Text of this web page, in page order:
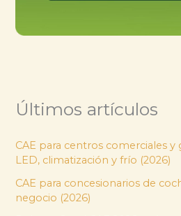
Últimos artículos
CAE para centros comerciales y
LED, climatización y frío (2026)
CAE para concesionarios de
negocio (2026)